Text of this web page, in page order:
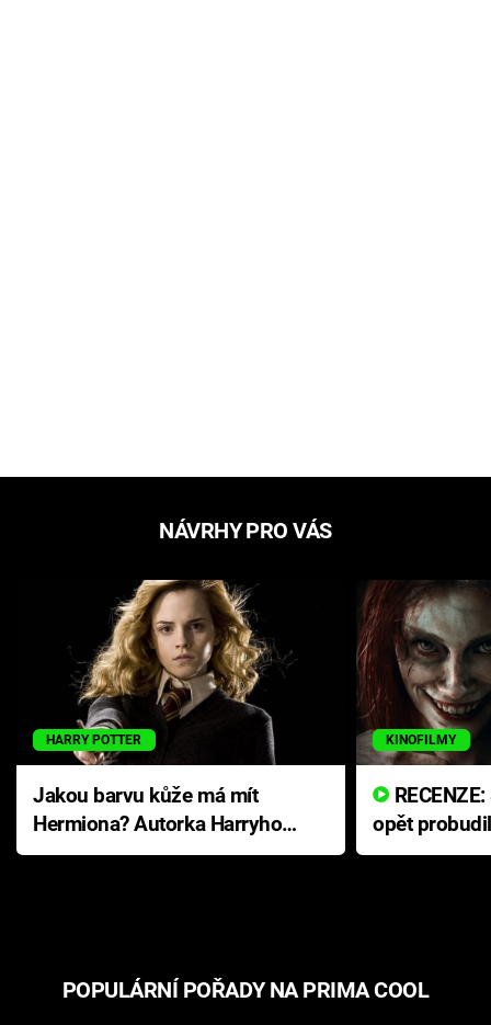
NÁVRHY PRO VÁS
HARRY POTTER
Jakou barvu kůže má mít
Hermiona? Autorka Harryho
Pottera přišla s ráznou
KINOFILMY
opět
přichází s
POPULÁRNÍ POŘADY NA PRIMA COOL